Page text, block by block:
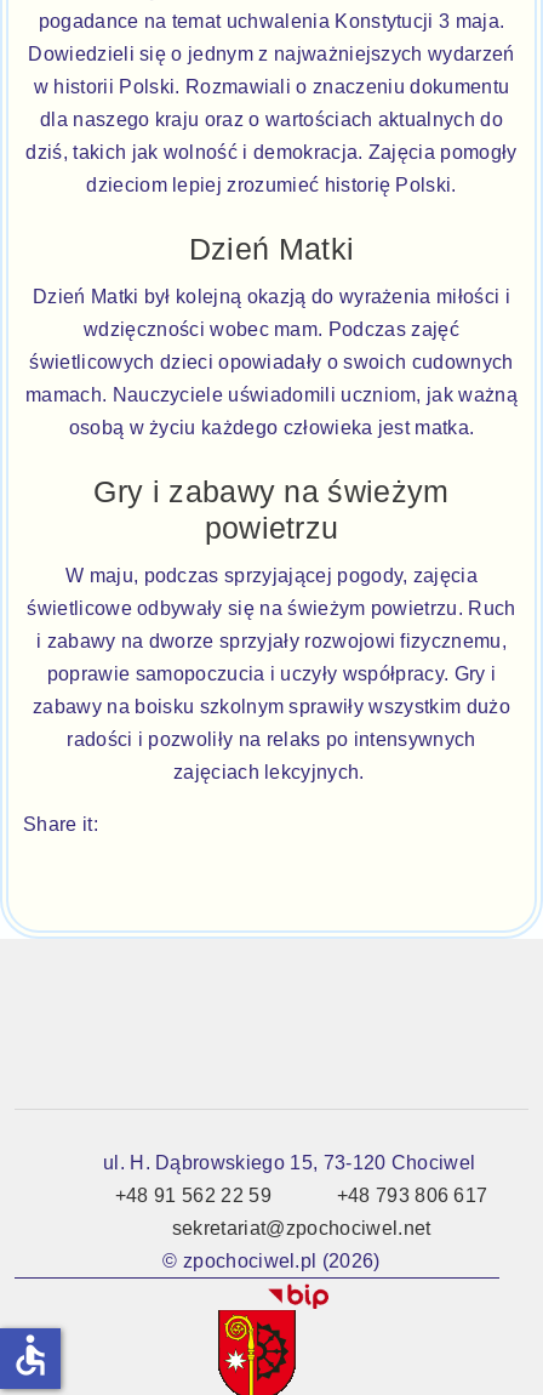
pogadance na temat uchwalenia Konstytucji 3 maja.
Dowiedzieli się o jednym z najważniejszych wydarzeń
w historii Polski. Rozmawiali o znaczeniu dokumentu
dla naszego kraju oraz o wartościach aktualnych do
dziś, takich jak wolność i demokracja. Zajęcia pomogły
dzieciom lepiej zrozumieć historię Polski.
Dzień Matki
Dzień Matki był kolejną okazją do wyrażenia miłości i
wdzięczności wobec mam. Podczas zajęć
świetlicowych dzieci opowiadały o swoich cudownych
mamach. Nauczyciele uświadomili uczniom, jak ważną
osobą w życiu każdego człowieka jest matka.
Gry i zabawy na świeżym
powietrzu
W maju, podczas sprzyjającej pogody, zajęcia
świetlicowe odbywały się na świeżym powietrzu. Ruch
i zabawy na dworze sprzyjały rozwojowi fizycznemu,
poprawie samopoczucia i uczyły współpracy. Gry i
zabawy na boisku szkolnym sprawiły wszystkim dużo
radości i pozwoliły na relaks po intensywnych
zajęciach lekcyjnych.
Share it:
ul. H. Dąbrowskiego 15, 73-120 Chociwel
+48 91 562 22 59
+48 793 806 617
sekretariat@zpochociwel.net
© zpochociwel.pl (2026)
accessible